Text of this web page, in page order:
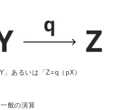
あるいは「Z=q（pX）
般の演算